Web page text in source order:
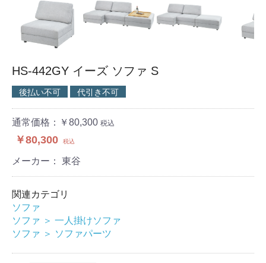
HS-442GY イーズ ソファ S
後払い不可 代引き不可
通常価格：￥80,300 税込
￥80,300 税込
メーカー： 東谷
関連カテゴリ
ソファ
ソファ ＞ 一人掛けソファ
ソファ ＞ ソファパーツ